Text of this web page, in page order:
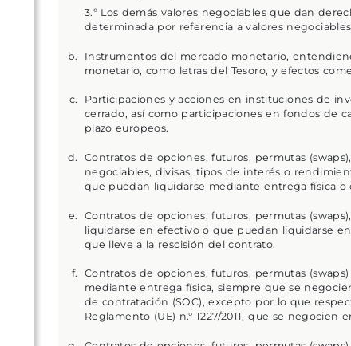
3.º Los demás valores negociables que dan
determinada por referencia a valores
Instrumentos del mercado monetario,
monetario, como letras del Tesoro, y efectos
Participaciones y acciones en instituciones de
cerrado, así como participaciones en fondos de
plazo europeos.
Contratos de opciones, futuros, permutas
negociables, divisas, tipos de interés o
que puedan liquidarse mediante entrega física o
Contratos de opciones, futuros, permutas
liquidarse en efectivo o que puedan liquidarse
que lleve a la rescisión del contrato.
Contratos de opciones, futuros, permutas
mediante entrega física, siempre que se
de contratación (SOC), excepto por lo que
Reglamento (UE) n.° 1227/2011, que se